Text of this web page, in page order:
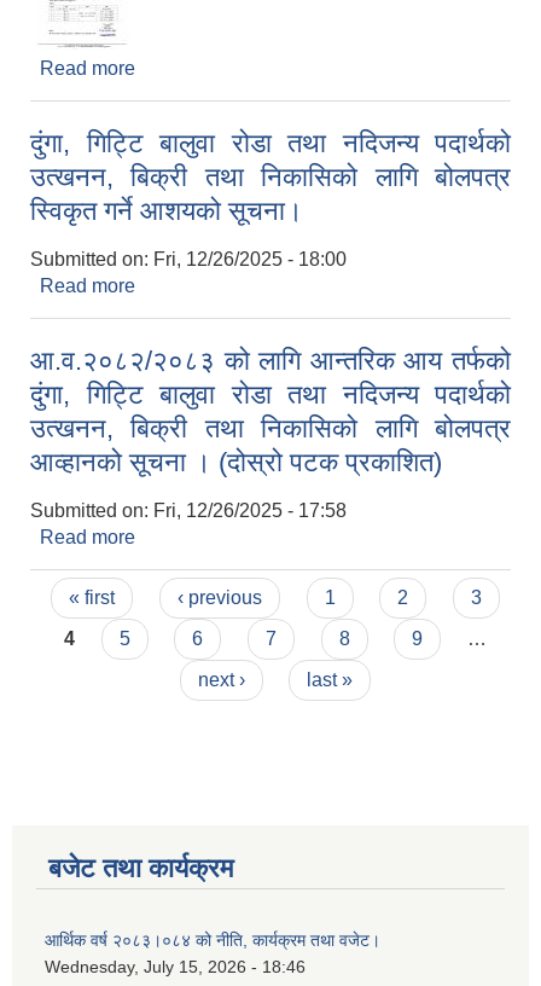
Read more
दुंगा, गिट्टि बालुवा रोडा तथा नदिजन्य पदार्थको
उत्खनन, बिक्री तथा निकासिको लागि बोलपत्र
स्विकृत गर्ने आशयको सूचना।
Submitted on: Fri, 12/26/2025 - 18:00
Read more
आ.व.२०८२/२०८३ को लागि आन्तरिक आय तर्फको
दुंगा, गिट्टि बालुवा रोडा तथा नदिजन्य पदार्थको
उत्खनन, बिक्री तथा निकासिको लागि बोलपत्र
आव्हानको सूचना । (दोस्रो पटक प्रकाशित)
Submitted on: Fri, 12/26/2025 - 17:58
Read more
बिक्री तथा निकासिको लागि बोलपत्र आव्हानको सूचना ।
(दोस्रो पटक प्रकाशित)
Pages
« first ‹ previous 1 2
3
4
5 6 7 8 9
…
next ›
last »
बजेट तथा कार्यक्रम
आर्थिक वर्ष २०८३।०८४ को नीति, कार्यक्रम तथा वजेट।
Wednesday, July 15, 2026 - 18:46